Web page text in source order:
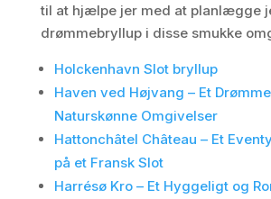
til at hjælpe jer med at planlægge
drømmebryllup i disse smukke
Holckenhavn Slot bryllup
Haven ved Højvang – Et
Naturskønne Omgivelser
Hattonchâtel Château – Et
på et Fransk Slot
Harrésø Kro – Et Hyggeligt og